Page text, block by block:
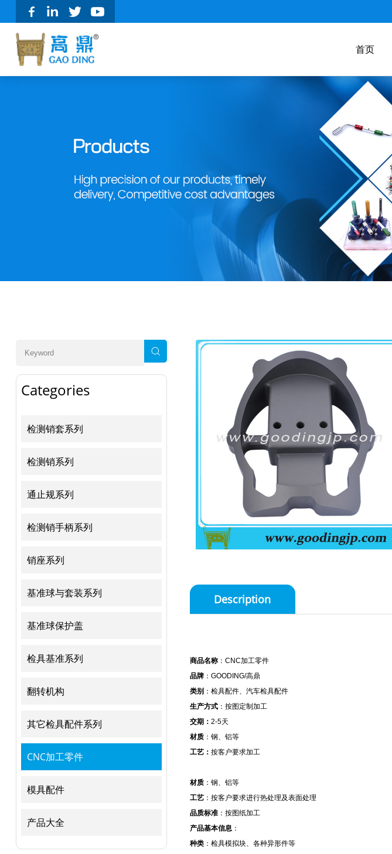
首页
Categories
检测销套系列
检测销系列
通止规系列
检测销手柄系列
销座系列
基准球与套装系列
基准球保护盖
检具基准系列
翻转机构
其它检具配件系列
CNC加工零件
模具配件
产品大全
Description
商品名称：CNC加工零件
品牌：GOODING/高鼎
类别 ：检具配件、汽车检具配件
生产方式：按图定制加工
交期： 2-5天
材质：钢、铝等
工艺： 按客户要求加工
材质：钢、铝等
工艺：按客户要求进行热处理及表面处理
品质标准：按图纸加工
产品基本信息：
种类：检具模拟块、各种异形件等